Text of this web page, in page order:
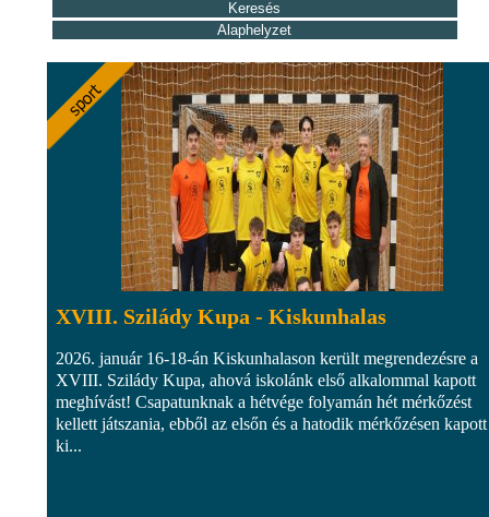
XVIII. Szilády Kupa - Kiskunhalas
2026. január 16-18-án Kiskunhalason került megrendezésre a
XVIII. Szilády Kupa, ahová iskolánk első alkalommal kapott
meghívást! Csapatunknak a hétvége folyamán hét mérkőzést
kellett játszania, ebből az elsőn és a hatodik mérkőzésen kapott
ki...